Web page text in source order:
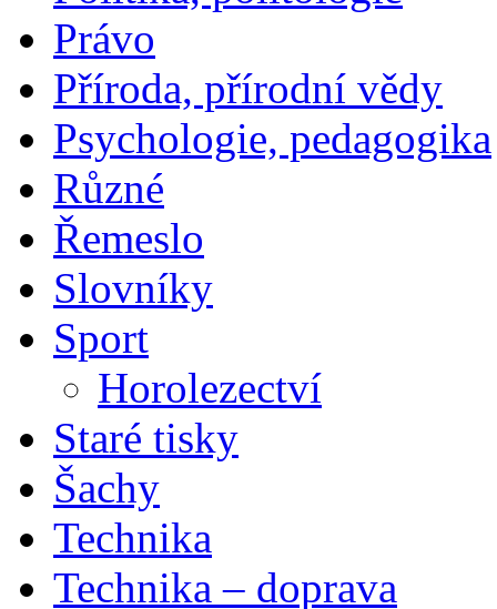
Právo
Příroda, přírodní vědy
Psychologie, pedagogika
Různé
Řemeslo
Slovníky
Sport
Horolezectví
Staré tisky
Šachy
Technika
Technika – doprava